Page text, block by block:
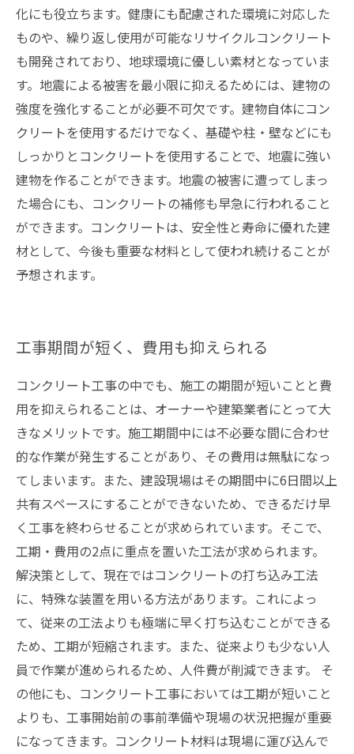
化にも役立ちます。健康にも配慮された環境に対応した
ものや、繰り返し使用が可能なリサイクルコンクリート
も開発されており、地球環境に優しい素材となっていま
す。地震による被害を最小限に抑えるためには、建物の
強度を強化することが必要不可欠です。建物自体にコン
クリートを使用するだけでなく、基礎や柱・壁などにも
しっかりとコンクリートを使用することで、地震に強い
建物を作ることができます。地震の被害に遭ってしまっ
た場合にも、コンクリートの補修も早急に行われること
ができます。コンクリートは、安全性と寿命に優れた建
材として、今後も重要な材料として使われ続けることが
予想されます。
工事期間が短く、費用も抑えられる
コンクリート工事の中でも、施工の期間が短いことと費
用を抑えられることは、オーナーや建築業者にとって大
きなメリットです。施工期間中には不必要な間に合わせ
的な作業が発生することがあり、その費用は無駄になっ
てしまいます。また、建設現場はその期間中に6日間以上
共有スペースにすることができないため、できるだけ早
く工事を終わらせることが求められています。そこで、
工期・費用の2点に重点を置いた工法が求められます。
解決策として、現在ではコンクリートの打ち込み工法
に、特殊な装置を用いる方法があります。これによっ
て、従来の工法よりも極端に早く打ち込むことができる
ため、工期が短縮されます。また、従来よりも少ない人
員で作業が進められるため、人件費が削減できます。 そ
の他にも、コンクリート工事においては工期が短いこと
よりも、工事開始前の事前準備や現場の状況把握が重要
になってきます。コンクリート材料は現場に運び込んで